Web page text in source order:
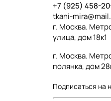
+7 (925) 458-
tkani-
г. Москва.
улица, дом 18к1
г. Москва.
полянка, дом
Подписаться на